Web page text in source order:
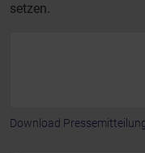
setzen.
Download